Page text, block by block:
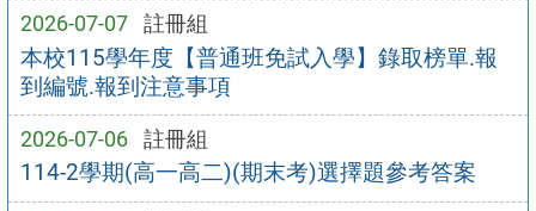
2026-07-07 註冊組
本校115學年度【普通班免試入學】錄取榜單.報
到編號.報到注意事項
2026-07-06 註冊組
114-2學期(高一高二)(期末考)選擇題參考答案